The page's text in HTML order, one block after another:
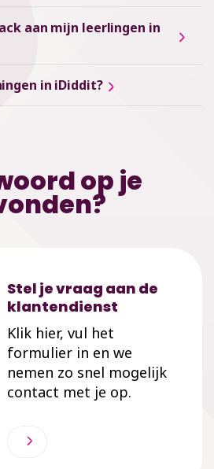
aan mijn leerlingen in
in iDiddit?
op je
Stel je vraag aan de
klantendienst
Klik hier, vul het
formulier in en we
nemen zo snel mogelijk
contact met je op.